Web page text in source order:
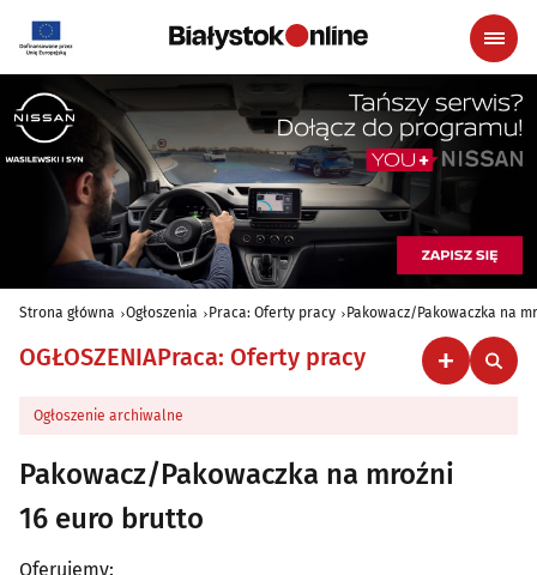
Strona główna Ogłoszenia Praca: Oferty pracy Pakowacz/Pakowaczka na
OGŁOSZENIAPraca: Oferty pracy
Ogłoszenie archiwalne
Pakowacz/Pakowaczka na mroźni
16 euro brutto
Oferujemy: